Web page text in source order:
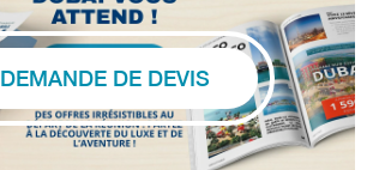
DEMANDE DE DEVIS